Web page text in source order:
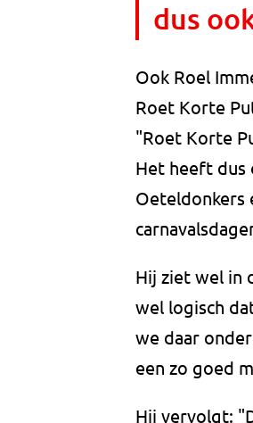
dus
Ook Roel
Roet Korte
"Roet Korte
Het heeft dus
Oeteldonkers
Hij ziet wel in
wel logisch
we daar
een zo goed
Hij vervolgt: